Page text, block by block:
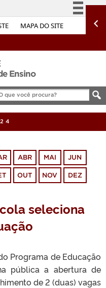
MAPA DO SITE
Simplifique!
Acesso à informação
Legislação
Canais
Ensino
ABR MAI JUN
OUT NOV DEZ
seleciona
Programa de Educação
pública a abertura de
de 2 (duas) vagas